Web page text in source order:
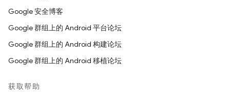
Google 安全博客
Google 群组上的 Android 平台论坛
Google 群组上的 Android 构建论坛
Google 群组上的 Android 移植论坛
获取帮助